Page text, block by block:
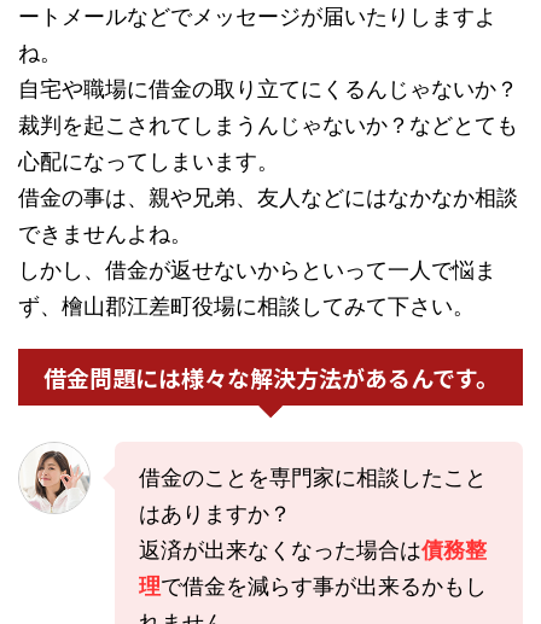
ートメールなどでメッセージが届いたりしますよ
ね。
自宅や職場に借金の取り立てにくるんじゃないか？
裁判を起こされてしまうんじゃないか？などとても
心配になってしまいます。
借金の事は、親や兄弟、友人などにはなかなか相談
できませんよね。
しかし、借金が返せないからといって一人で悩ま
ず、檜山郡江差町役場に相談してみて下さい。
借金問題には様々な解決方法があるんです。
借金のことを専門家に相談したこと
はありますか？
返済が出来なくなった場合は債務整
理で借金を減らす事が出来るかもし